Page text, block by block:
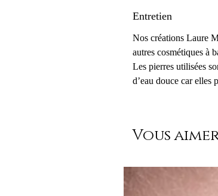
Entretien
Nos créations Laure
autres cosmétiques à
Les pierres utilisées
d’eau douce car elles
Vous